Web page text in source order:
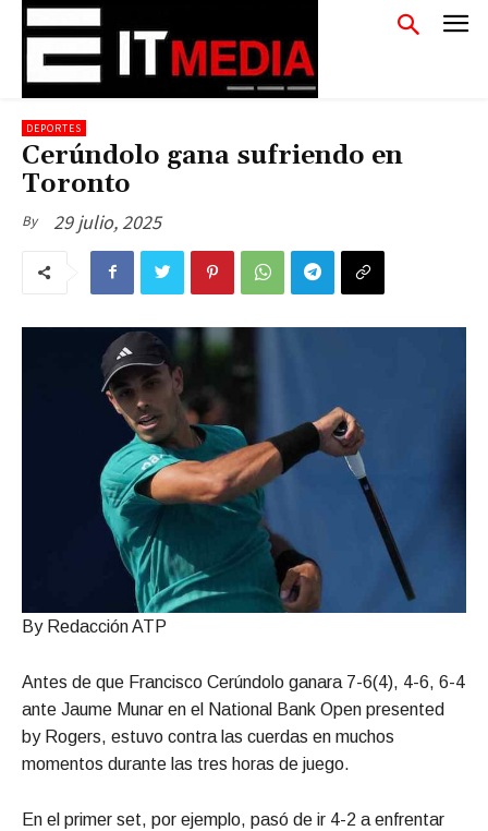
DEPORTES
Cerúndolo gana sufriendo en
Toronto
By 29 julio, 2025
By Redacción ATP
Antes de que Francisco Cerúndolo ganara 7-6(4), 4-6, 6-4
ante Jaume Munar en el National Bank Open presented
by Rogers, estuvo contra las cuerdas en muchos
momentos durante las tres horas de juego.
En el primer set, por ejemplo, pasó de ir 4-2 a enfrentar